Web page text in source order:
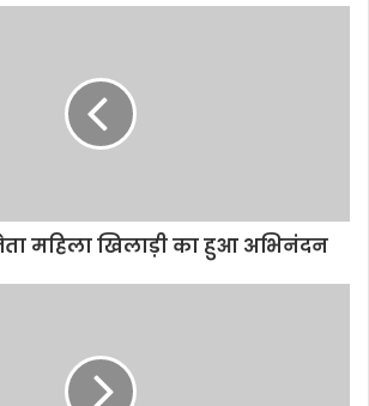
महिला खिलाड़ी का हुआ अभिनंदन